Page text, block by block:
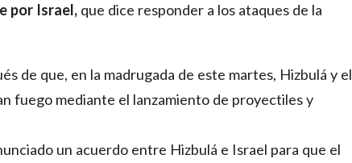
por Israel, que dice responder a los ataques de la
de que, en la madrugada de este martes, Hizbulá y el
fuego mediante el lanzamiento de proyectiles y
un acuerdo entre Hizbulá e Israel para que el